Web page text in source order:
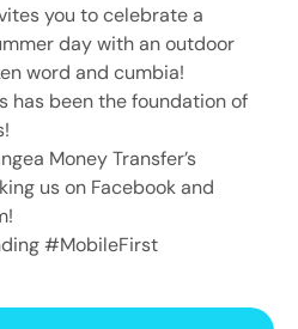
you to celebrate a
day with an outdoor
word and cumbia!
has been the foundation of
Money Transfer’s
us on Facebook and
#MobileFirst